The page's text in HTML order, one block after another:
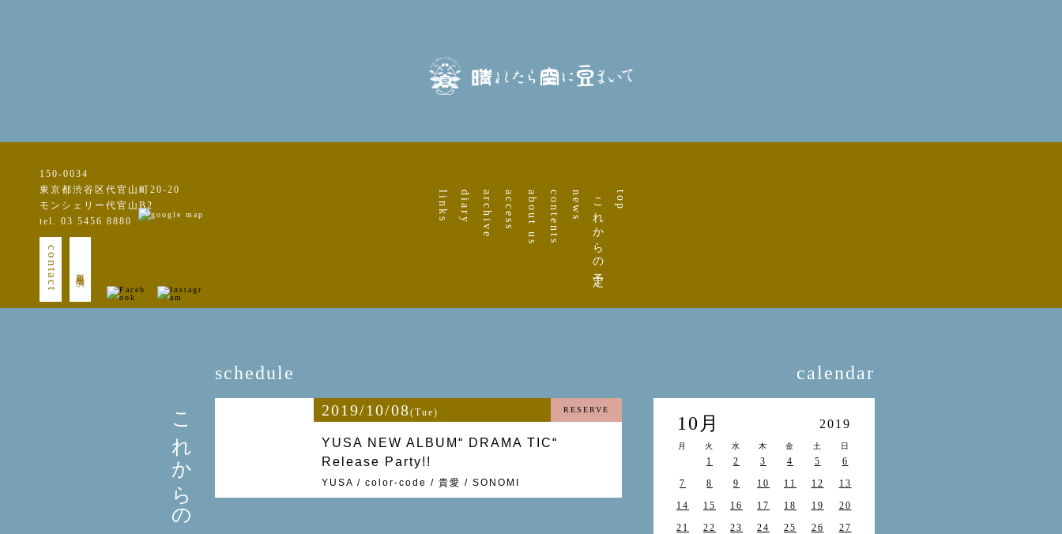
top
これからの予定
news
contents
about us
access
archive
diary
links
150-0034
東京都渋谷区代官山町20-20
モンシェリー代官山B2
tel. 03 5456 8880
contact
これからの予定
schedule
2019/10/08(Tue) RESERVE
YUSA NEW ALBUM“ DRAMA TIC“
Release Party!!
YUSA / color-code / 貴愛 / SONOMI
calendar
10月 2019
月 火 水 木 金 土 日
1 2 3 4 5
6
7
8 9 10 11 12
13
14
15 16 17 18 19
20
21
22 23 24 25 26
27